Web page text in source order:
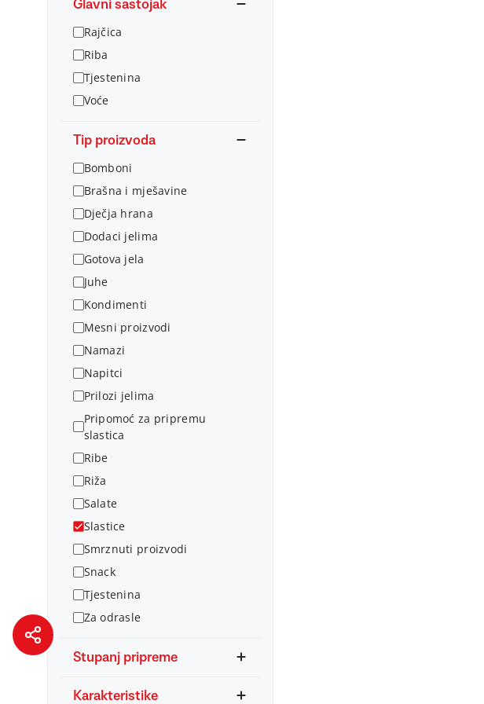
Glavni sastojak
Rajčica
Riba
Tjestenina
Voće
Tip proizvoda
Bomboni
Brašna i mješavine
Dječja hrana
Dodaci jelima
Gotova jela
Juhe
Kondimenti
Mesni proizvodi
Namazi
Napitci
Prilozi jelima
Pripomoć za pripremu
slastica
Ribe
Riža
Salate
Slastice
Smrznuti proizvodi
Snack
Tjestenina
Za odrasle
Stupanj pripreme
Karakteristike